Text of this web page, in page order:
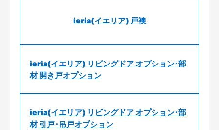
ieria(イエリア) 戸襖
ieria(イエリア) リビングドア オプション･部
材 開き戸オプション
ieria(イエリア) リビングドア オプション･部
材 引戸･吊戸オプション